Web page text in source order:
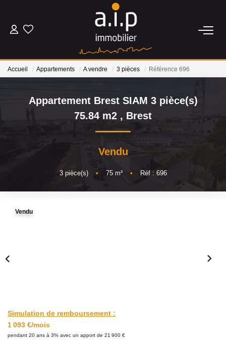
ACHETER
ESTIMER
NOS AGENCES
Accueil Appartements A vendre 3 pièces Référence 696
Appartement Brest SIAM 3 pièce(s)
75.84 m2 , Brest
Vendu
3pièce(s) • 75m² • Réf : 696
Vendu
Simulation de remboursement :
1 093 €/mois
pendant 20 ans à 3% avec un apport de 21 900 €